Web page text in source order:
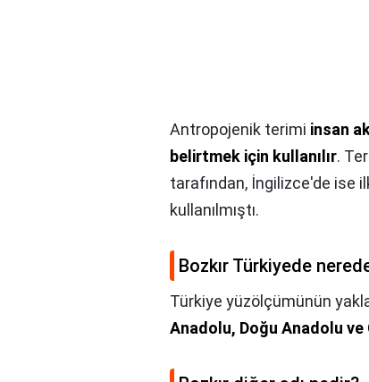
Antropojenik terimi insan
belirtmek için kullanılır.
tarafından, İngilizce'de ise
kullanılmıştı.
Bozkır Türkiyede
Türkiye yüzölçümünün
Anadolu, Doğu Anadolu